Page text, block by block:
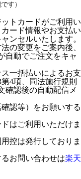
す）
トカードがご利用い
ード情報やお支払い
ンセルいたします。
の変更をご案内後、
自動でご注文をキャ
一括払いによるお支
4項、同法施行規則
確認後の自動配信メ
認等）をお願いする
はご利用いただけま
控は発行しておりま
お問い合わせは楽天